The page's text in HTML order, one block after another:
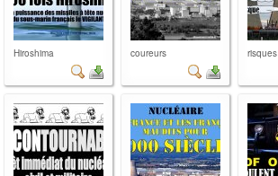
Hiroshima coureurs risques